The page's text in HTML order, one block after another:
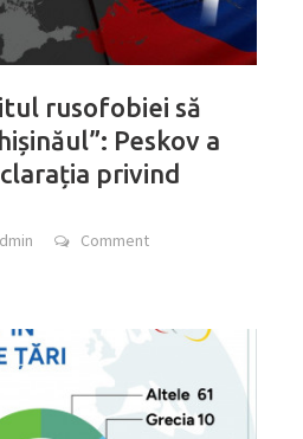
rusofobiei să
Peskov a
privind
Comment